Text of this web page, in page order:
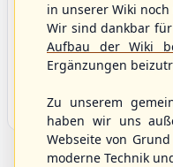
Bargenstedt
in unserer Wiki
Wir sind dankbar
Aufbau der Wiki
Ergänzungen
Zu unserem
haben wir uns
Webseite von
moderne Technik